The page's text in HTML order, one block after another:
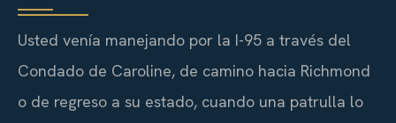
Usted venía manejando por la I-95 a través del
Condado de Caroline, de camino hacia Richmond
o de regreso a su estado, cuando una patrulla lo